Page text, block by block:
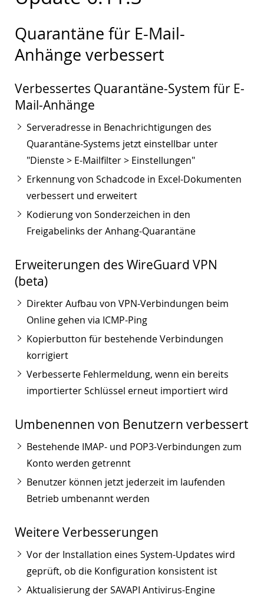
Quarantäne für E-Mail-
Anhänge verbessert
Verbessertes Quarantäne-System für E-
Mail-Anhänge
Serveradresse in Benachrichtigungen des
Quarantäne-Systems jetzt einstellbar unter
"Dienste > E-Mailfilter > Einstellungen"
Erkennung von Schadcode in Excel-Dokumenten
verbessert und erweitert
Kodierung von Sonderzeichen in den
Freigabelinks der Anhang-Quarantäne
Erweiterungen des WireGuard VPN
(beta)
Direkter Aufbau von VPN-Verbindungen beim
Online gehen via ICMP-Ping
Kopierbutton für bestehende Verbindungen
korrigiert
Verbesserte Fehlermeldung, wenn ein bereits
importierter Schlüssel erneut importiert wird
Umbenennen von Benutzern verbessert
Bestehende IMAP- und POP3-Verbindungen zum
Konto werden getrennt
Benutzer können jetzt jederzeit im laufenden
Betrieb umbenannt werden
Weitere Verbesserungen
Vor der Installation eines System-Updates wird
geprüft, ob die Konfiguration konsistent ist
Aktualisierung der SAVAPI Antivirus-Engine